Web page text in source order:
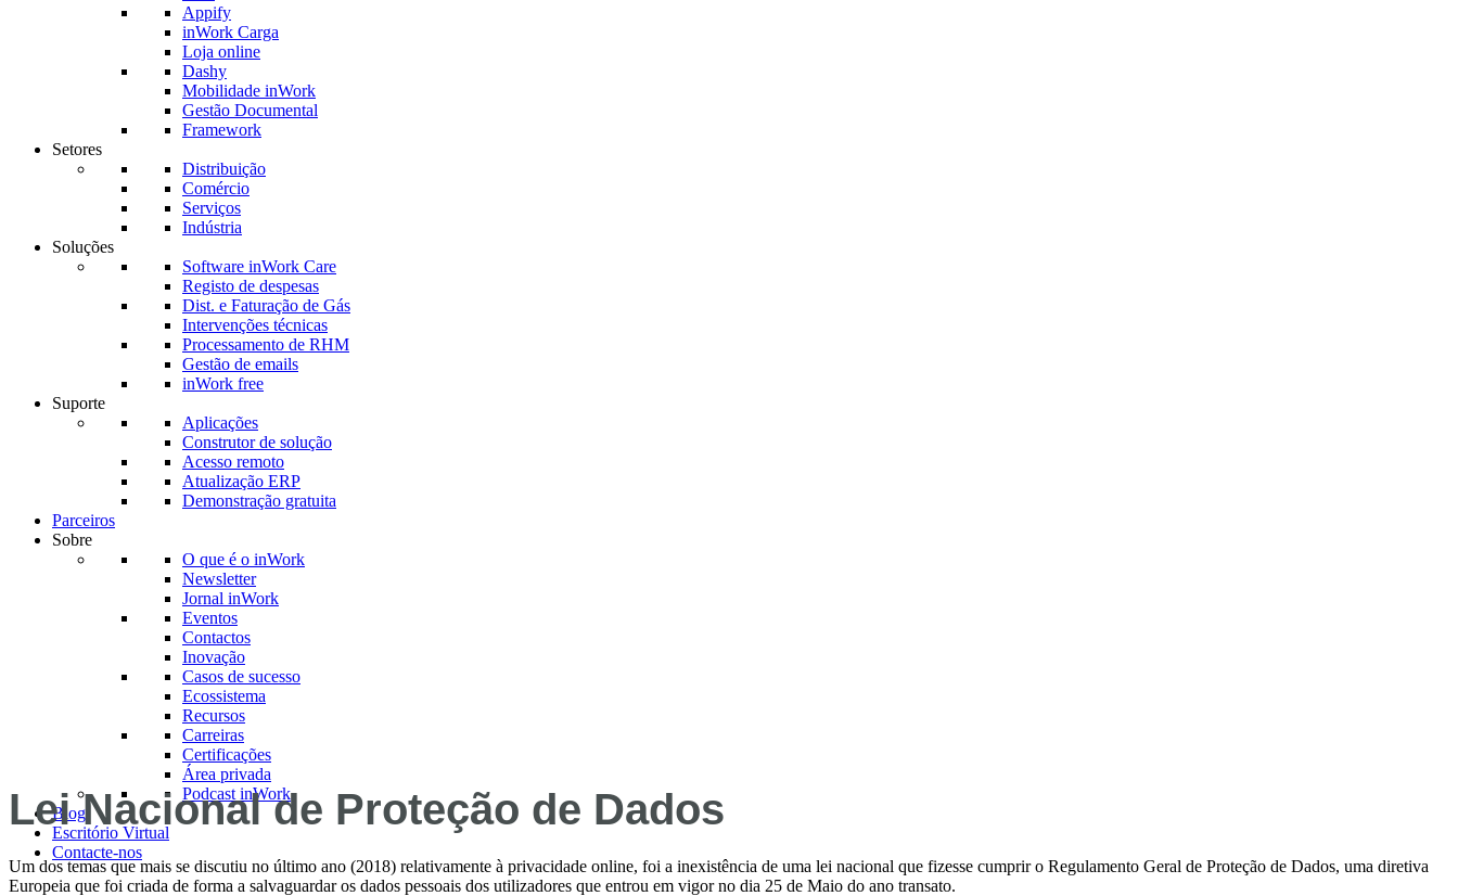
Appify
inWork Carga
Loja online
Dashy
Mobilidade inWork
Gestão Documental
Framework
Setores
Distribuição
Comércio
Serviços
Indústria
Soluções
Software inWork Care
Registo de despesas
Dist. e Faturação de Gás
Intervenções técnicas
Processamento de RHM
Gestão de emails
inWork free
Suporte
Aplicações
Construtor de solução
Acesso remoto
Atualização ERP
Demonstração gratuita
Parceiros
Sobre
O que é o inWork
Newsletter
Jornal inWork
Eventos
Contactos
Inovação
Casos de sucesso
Ecossistema
Recursos
Carreiras
Certificações
Área privada
Podcast inWork
Blog
Escritório Virtual
Contacte-nos
Lei Nacional de Proteção de Dados
Um dos temas que mais se discutiu no último ano (2018) relativamente à privacidade online, foi a inexistência de uma lei nacional que fizesse cumprir o Regulamento Geral de Proteção de Dados, uma diretiva
Europeia que foi criada de forma a salvaguardar os dados pessoais dos utilizadores que entrou em vigor no dia 25 de Maio do ano transato.